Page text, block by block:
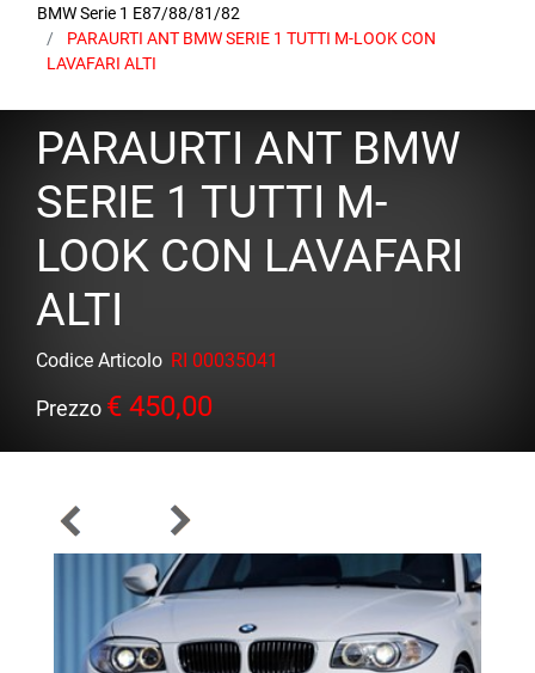
BMW Serie 1 E87/88/81/82
PARAURTI ANT BMW SERIE 1 TUTTI M-LOOK CON
LAVAFARI ALTI
PARAURTI ANT BMW
SERIE 1 TUTTI M-
LOOK CON LAVAFARI
ALTI
Codice Articolo RI 00035041
Prezzo € 450,00